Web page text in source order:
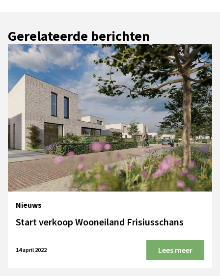
Gerelateerde berichten
Nieuws
Start verkoop Wooneiland Frisiusschans
14 april 2022 Lees meer